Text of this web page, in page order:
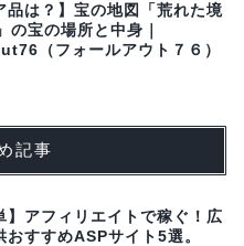
品は？】宝の地図「荒れた境
の宝の場所と中身｜
（フォールアウト７６）
記事
】アフィリエイトで稼ぐ！広
おすすめASPサイト5選。